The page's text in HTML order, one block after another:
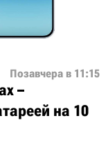
Позавчера в 11:15
–
на 10